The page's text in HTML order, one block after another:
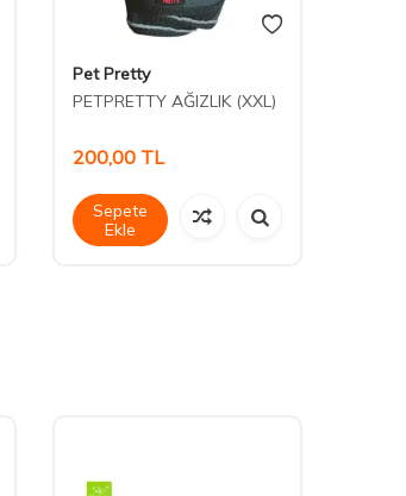
Pet Pretty
PETPRETTY AĞIZLIK (XXL)
200,00 TL
Sepete
Ekle